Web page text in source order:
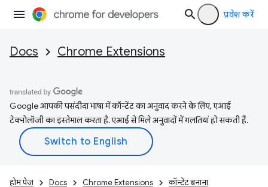
प्रवेश करें
Docs Chrome Extensions
Google आपकी पसंदीदा भाषा में कॉन्टेंट का अनुवाद करने के लिए, एआई
टेक्नोलॉजी का इस्तेमाल करता है. एआई से मिले अनुवादों में गलतियां हो सकती हैं.
होम पेज Docs Chrome Extensions कॉन्टेंट बनाना